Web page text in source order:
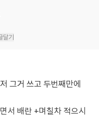
달기
그거 쓰고 두번째만에
서 배란 +며칠차 적으시